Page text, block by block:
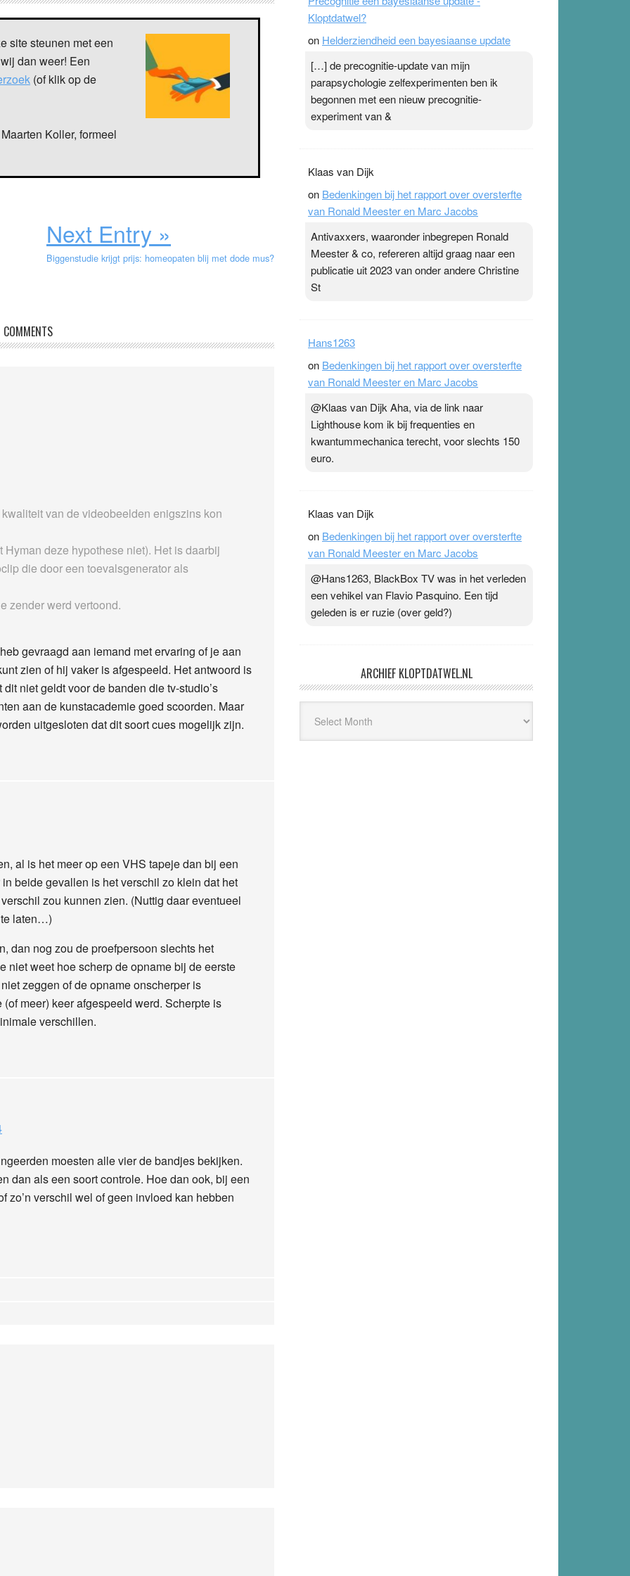
site steunen met een
dan weer! Een
(of klik op de
Koller, formeel
Next Entry »
Biggenstudie krijgt prijs: homeopaten blij met dode mus?
COMMENTS
van de videobeelden enigszins kon
deze hypothese niet). Het is daarbij
die door een toevalsgenerator als
zender werd vertoond.
gevraagd aan iemand met ervaring of je aan
zien of hij vaker is afgespeeld. Het antwoord is
niet geldt voor de banden die tv-studio’s
aan de kunstacademie goed scoorden. Maar
uitgesloten dat dit soort cues mogelijk zijn.
al is het meer op een VHS tapeje dan bij een
beide gevallen is het verschil zo klein dat het
zou kunnen zien. (Nuttig daar eventueel
laten…)
dan nog zou de proefpersoon slechts het
niet weet hoe scherp de opname bij de eerste
zeggen of de opname onscherper is
meer) keer afgespeeld werd. Scherpte is
verschillen.
moesten alle vier de bandjes bekijken.
dan als een soort controle. Hoe dan ook, bij een
zo’n verschil wel of geen invloed kan hebben
Kloptdatwel?
on Helderziendheid een bayesiaanse update
[…] de precognitie-update van mijn
parapsychologie zelfexperimenten ben ik
begonnen met een nieuw precognitie-
experiment van &
Klaas van Dijk
on Bedenkingen bij het rapport over oversterfte
van Ronald Meester en Marc Jacobs
Antivaxxers, waaronder inbegrepen Ronald
Meester & co, refereren altijd graag naar een
publicatie uit 2023 van onder andere Christine
St
Hans1263
on Bedenkingen bij het rapport over oversterfte
van Ronald Meester en Marc Jacobs
@Klaas van Dijk Aha, via de link naar
Lighthouse kom ik bij frequenties en
kwantummechanica terecht, voor slechts 150
euro.
Klaas van Dijk
on Bedenkingen bij het rapport over oversterfte
van Ronald Meester en Marc Jacobs
@Hans1263, BlackBox TV was in het verleden
een vehikel van Flavio Pasquino. Een tijd
geleden is er ruzie (over geld?)
ARCHIEF KLOPTDATWEL.NL
Kloptdatwel.nl